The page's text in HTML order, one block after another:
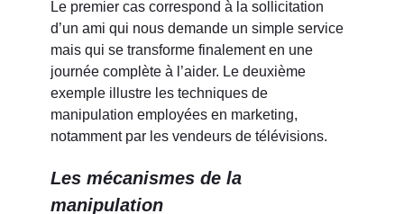
Le premier cas correspond à la sollicitation
d’un ami qui nous demande un simple service
mais qui se transforme finalement en une
journée complète à l’aider. Le deuxième
exemple illustre les techniques de
manipulation employées en marketing,
notamment par les vendeurs de télévisions.
Les mécanismes de la
manipulation